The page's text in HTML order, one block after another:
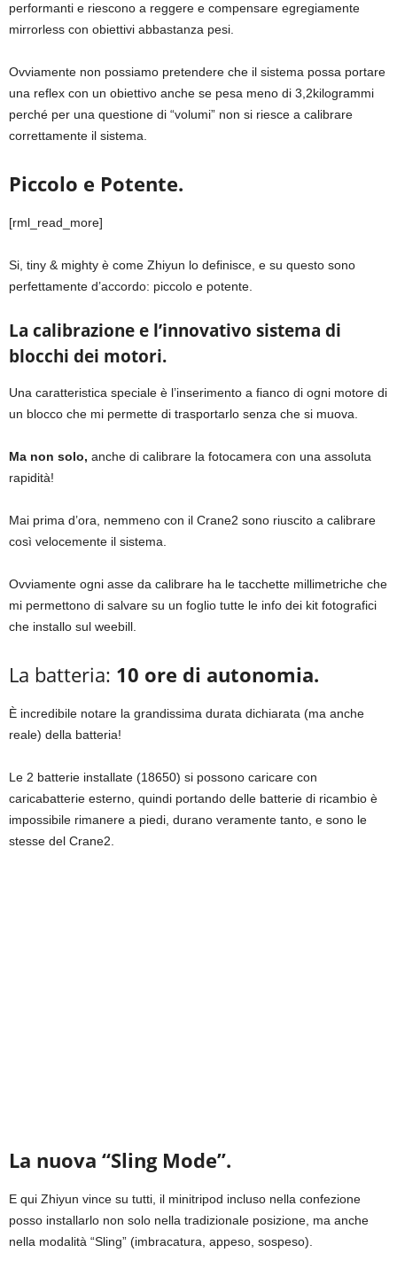
performanti e riescono a reggere e compensare egregiamente
mirrorless con obiettivi abbastanza pesi.
Ovviamente non possiamo pretendere che il sistema possa portare
una reflex con un obiettivo anche se pesa meno di 3,2kilogrammi
perché per una questione di “volumi” non si riesce a calibrare
correttamente il sistema.
Piccolo e Potente.
[rml_read_more]
Si, tiny & mighty è come Zhiyun lo definisce, e su questo sono
perfettamente d’accordo: piccolo e potente.
La calibrazione e l’innovativo sistema di
blocchi dei motori.
Una caratteristica speciale è l’inserimento a fianco di ogni motore di
un blocco che mi permette di trasportarlo senza che si muova.
Ma non solo, anche di calibrare la fotocamera con una assoluta
rapidità!
Mai prima d’ora, nemmeno con il Crane2 sono riuscito a calibrare
così velocemente il sistema.
Ovviamente ogni asse da calibrare ha le tacchette millimetriche che
mi permettono di salvare su un foglio tutte le info dei kit fotografici
che installo sul weebill.
La batteria: 10 ore di autonomia.
È incredibile notare la grandissima durata dichiarata (ma anche
reale) della batteria!
Le 2 batterie installate (18650) si possono caricare con
caricabatterie esterno, quindi portando delle batterie di ricambio è
impossibile rimanere a piedi, durano veramente tanto, e sono le
stesse del Crane2.
La nuova “Sling Mode”.
E qui Zhiyun vince su tutti, il minitripod incluso nella confezione
posso installarlo non solo nella tradizionale posizione, ma anche
nella modalità “Sling” (imbracatura, appeso, sospeso).